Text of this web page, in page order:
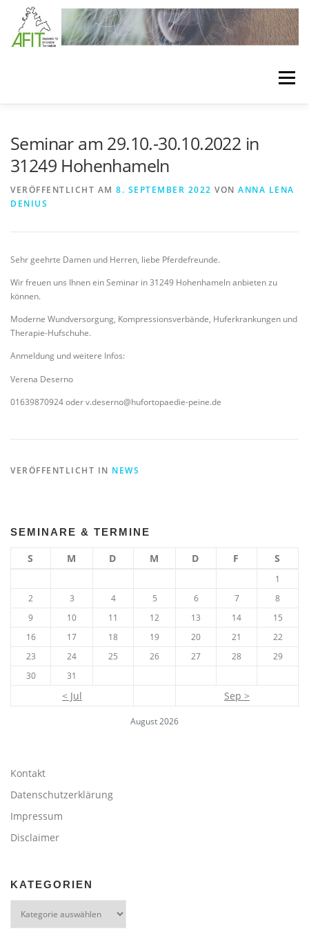
Zum Inhalt springen
Menü
Seminar am 29.10.-30.10.2022 in
31249 Hohenhameln
VERÖFFENTLICHT AM 8. SEPTEMBER 2022 VON ANNA LENA
DENIUS
Sehr geehrte Damen und Herren, liebe Pferdefreunde.
Wir freuen uns Ihnen ein Seminar in 31249 Hohenhameln anbieten zu
können.
Moderne Wundversorgung, Kompressionsverbände, Huferkrankungen und
Therapie-Hufschuhe.
Anmeldung und weitere Infos:
Verena Deserno
01639870924 oder v.deserno@hufortopaedie-peine.de
VERÖFFENTLICHT IN NEWS
SEMINARE & TERMINE
August 2026
S M D M D F S
1
2
3 4 5 6 7
8
9
10 11 12 13 14
15
16
17 18 19 20 21
22
23
24 25 26 27 28
29
30
31
< Jul Sep >
Kontakt
Datenschutzerklärung
Impressum
Disclaimer
KATEGORIEN